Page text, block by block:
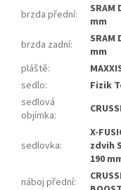
brzda přední:
mm
brzda zadní:
mm
pláště:
sedlo:
Fizik
sedlová
objímka:
sedlovka:
X-
zdvih
190
náboj přední: